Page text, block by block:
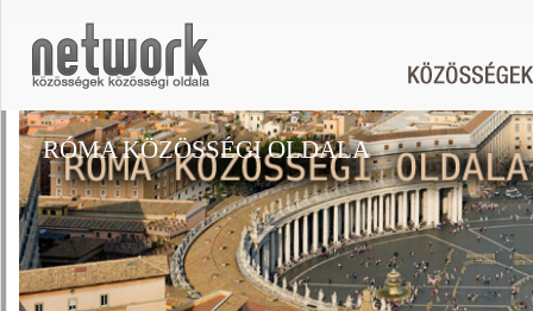
RÓMA KÖZÖSSÉGI OLDALA